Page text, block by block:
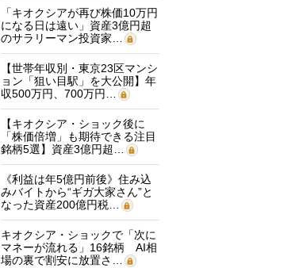
「キオクシアが再び株価10万円
になる日は遠い」資産3億円超
のサラリーマン投資家…
【世帯年収別・東京23区マンシ
ョン「狙い目駅」を大公開】年
収500万円、700万円…
【キオクシア・ショック後に
「株価倍増」も期待できる注目
銘柄5選】資産3億円超…
《利益は年5億円前後》住み込
みバイトから“ギガ大家さん”と
なった資産200億円税…
キオクシア・ショックで「次に
マネーが流れる」16銘柄 AI相
場の裏で割安に放置さ…